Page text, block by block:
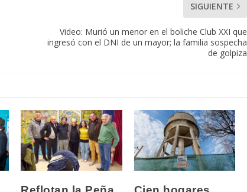
SIGUIENTE
Video: Murió un menor en el boliche Club XXI que
ingresó con el DNI de un mayor; la familia sospecha
de golpiza